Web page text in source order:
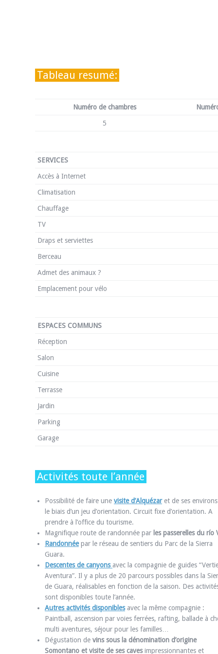
Tableau resumé:
Numéro de chambres
5
SERVICES
Accès à Internet
Climatisation
Chauffage
TV
Draps et serviettes
Berceau
Admet des animaux ?
Emplacement pour vélo
ESPACES COMMUNS
Réception
Salon
Cuisine
Terrasse
Jardin
Parking
Garage
Activités toute l’année
Possibilité de faire une visite d’Alquézaret de ses
le biais d’un jeu d’orientation. Circuit fixe d’orientation. A
prendre à l’office du tourisme.
Magnifique route de randonnée par les passerelles du río
Randonnéepar le réseau de sentiers du Parc de la Sierra
Guara.
Descentes de canyons avec la compagnie de guides
Aventura”. Il y a plus de 20 parcours possibles dans la
de Guara, réalisables en fonction de la saison. Des
sont disponibles toute l’année.
Autres activités disponiblesavec la même compagnie :
Paintball, ascension par voies ferrées, rafting, ballade à
multi aventures, séjour pour les familles…
Dégustation de vins sous la dénomination d’origine
Somontano et visite de ses cavesimpressionnantes et